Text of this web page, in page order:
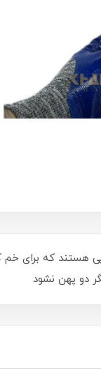
هستند که برای
دو پهن نشود